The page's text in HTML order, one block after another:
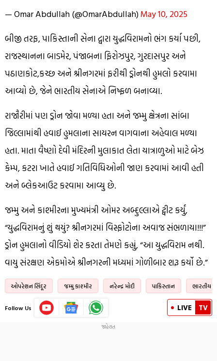
— Omar Abdullah (@OmarAbdullah)May 10, 2025
બીજી તરફ, પાકિસ્તાની સેના દ્વારા યુદ્ધવિરામનો ભંગ કર્યા પછી,
રાજસ્થાનના બાડમેર, પંજાબના ફિરોઝપુર, ગુરદાસપુર અને
પઠાણકોટ,કચ્છ અને શ્રીનગરમાં ફરીથી ડ્રોનથી હુમલો કરવામા
આવ્યો છે, જેને ભારતીય સેનાએ નિષ્ફળ બનાવ્યા.
રાજૌરીમાં પણ ડ્રોન જોવા મળ્યા હતા અને જમ્મુ ક્ષેત્રના સાંબા
જિલ્લામાંથી હવાઈ હુમલાના સાયરન વાગવાના અહેવાલ મળ્યા
હતા. માતા વૈષ્ણો દેવી મંદિરની મુલાકાત લેતા યાત્રાળુઓ માટે બેઝ
કેમ્પ, કટરા ખાતે હવાઈ ગતિવિધિઓની જાણ કરવામાં આવી હતી
અને બ્લેકઆઉટ કરવામા આવ્યુ છે.
જમ્મુ અને કાશ્મીરના મુખ્યમંત્રી ઓમર અબ્દુલ્લાએ ટ્વીટ કર્યું,
“યુદ્ધવિરામનું શું થયું? શ્રીનગરમાં વિસ્ફોટોના અવાજ સંભળાયા!!!”
ડ્રોન હુમલાનો વીડિયો શેર કરતા તેમણે કહ્યું, “આ યુદ્ધવિરામ નથી.
વાયુ સંરક્ષણ એકમોએ શ્રીનગરની મધ્યમાં ગોળીબાર શરૂ કર્યો છે.”
ઓપરેશન સિંદૂર જમ્મુ કાશ્મીર નરેન્દ્ર મોદી પાકિસ્તાન ભારતીય
Follow Us LIVE TV